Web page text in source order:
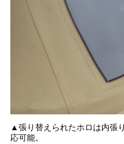
▲張り替えられたホロは内張
応可能。